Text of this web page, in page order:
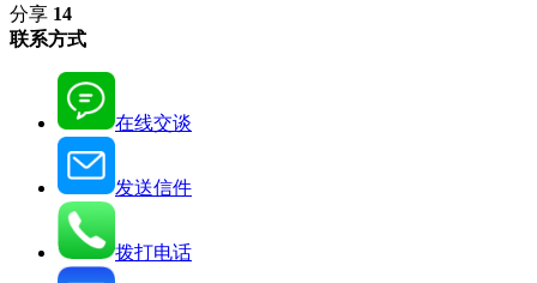
分享 14
联系方式
在线交谈
发送信件
拨打电话